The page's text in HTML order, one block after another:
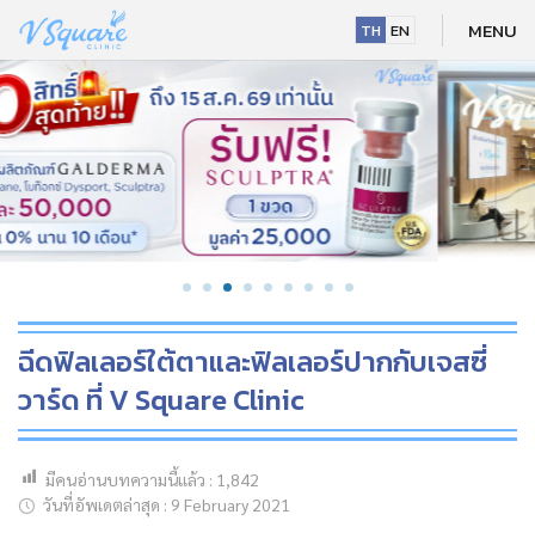
HOT
TH EN MENU
ฉีดฟิลเลอร์ใต้ตาและฟิลเลอร์ปากกับเจสซี่
วาร์ด ที่ V Square Clinic
มีคนอ่านบทความนี้แล้ว : 1,842
วันที่อัพเดตล่าสุด : 9 February 2021